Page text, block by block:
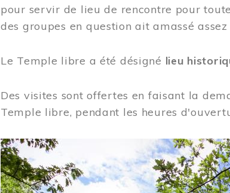
pour servir de lieu de rencontre pour
des groupes en question ait amassé
Le Temple libre a été désigné lieu
Des visites sont offertes en faisant la
Temple libre, pendant les heures
Image